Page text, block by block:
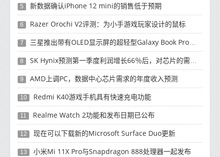
5 新数据确认iPhone 12 mini的销售低于预期
6 Razer Orochi V2评测：为小手游戏玩家设计的鼠标
7 三星推出带有OLED显示屏的超轻型Galaxy Book Pro和Galaxy Book Pro 360笔记本电脑
8 SK Hynix预测第一季度利润增长66％后，对芯片的需求将增强
9 AMD上调PC，数据中心芯片需求的年度收入预测
10 Redmi K40游戏手机具有快速充电功能
11 Realme Watch 2功能和发布日期已公布
12 现在可以下载新的Microsoft Surface Duo更新
13 小米Mi 11X Pro与Snapdragon 888处理器一起发布